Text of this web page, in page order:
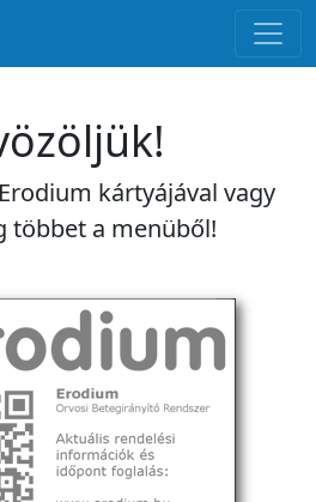
kártyájával vagy
többet a menüből!